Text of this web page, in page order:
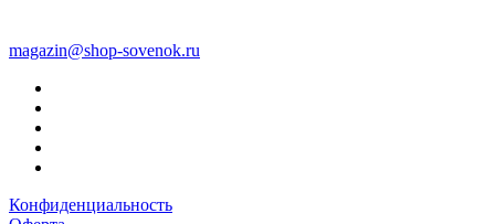
magazin@shop-sovenok.ru
Конфиденциальность